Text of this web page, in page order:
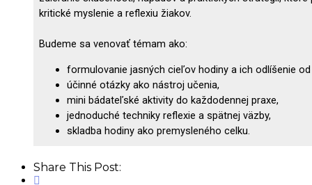
Share This Post: